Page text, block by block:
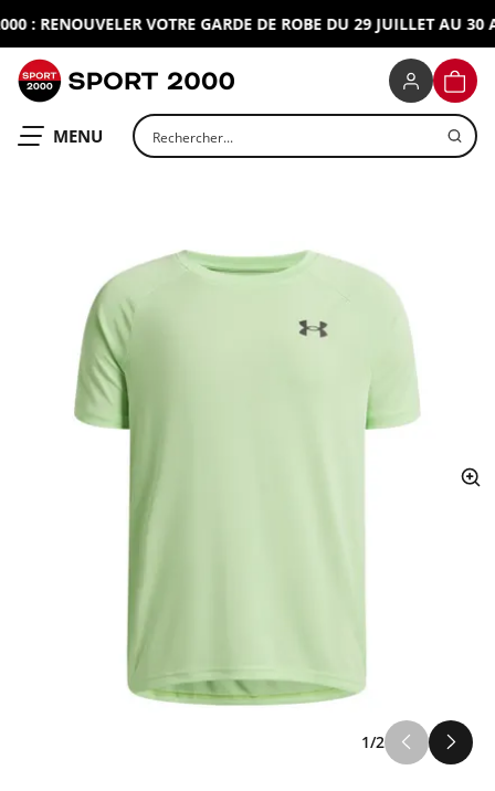
: RENOUVELER VOTRE GARDE DE ROBE DU 29 JUILLET AU 30
OUVRIR LE
MENU Rechercher un produit
1/2